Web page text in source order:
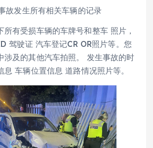
故发生所有相关车辆的记录
所有受损车辆的车牌号和整车 照片，
驾驶证 汽车登记CR OR照片等。您
涉及的其他汽车拍照。 发生事故的时
息 车辆位置信息 道路情况照片等。